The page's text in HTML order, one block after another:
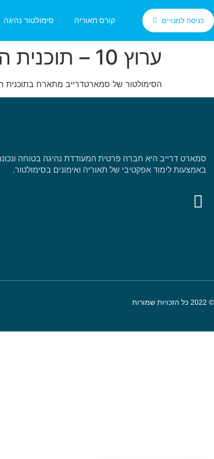
כניסה למנויים קורס תאוריה סימולטור נהיגה
ערוץ 10 – תוכנית הבוקר של אורלי וגיא
הסימולטור של סמארטדרייב מתארח בתוכנית
סמארט דרייב היא חברה פרטית המעודדת נהיגה בטוחה
באמצעות לימוד אפקטיבי של תאוריה ואימונים בסימולטור.
© 2022 כל הזכויות שמורות